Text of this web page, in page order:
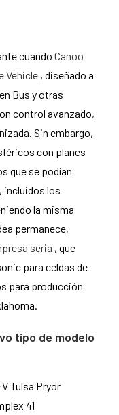
cuando Canoo
Vehicle , diseñado a
Bus y otras
control avanzado,
Sin embargo,
con planes
que se podían
incluidos los
la misma
permanece,
seria , que
para celdas de
para producción
tipo de modelo